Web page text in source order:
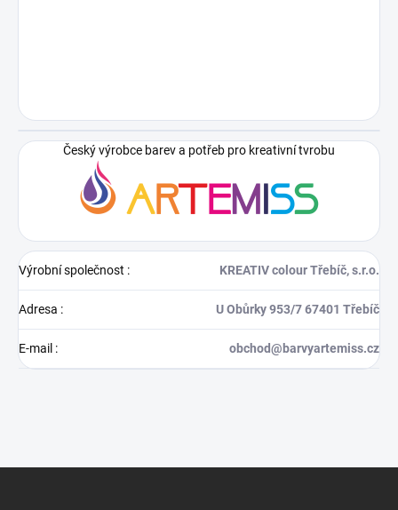
Český výrobce barev a potřeb pro kreativní tvrobu
Výrobní společnost : KREATIV colour Třebíč, s.r.o.
Adresa : U Obůrky 953/7 67401 Třebíč
E-mail : obchod@barvyartemiss.cz